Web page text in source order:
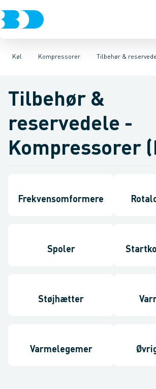
Køl
VVS El-teknikKloakVandforsyning Klima
Kompressorer
KompressorerKondenseringsaggregater
Tilbehør &
Scrollkompressorer
Tilbehør &
reservedele -
Kompressorer
Frekvensomformere
Spoler
Støjhætter
Varmelegemer